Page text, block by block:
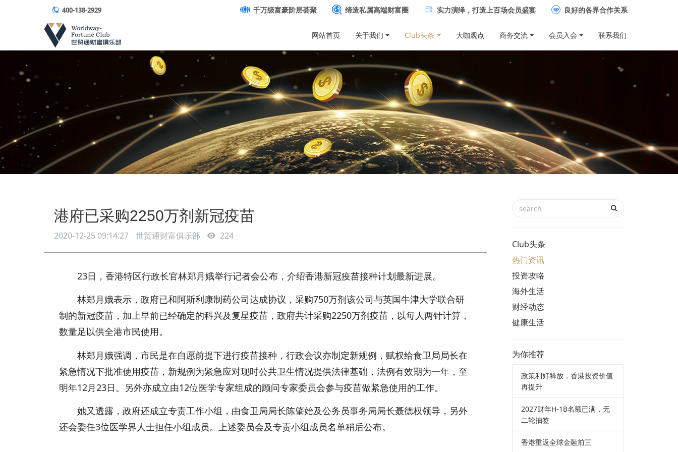
400-138-2929 千万级富豪阶层荟聚 缔造私属高端财富圈 实力演绎，打造上百场会员盛宴 良好的各界合作关系
网站首页 关于我们 Club头条 大咖观点 商务交流 会员入会 联系我们
港府已采购2250万剂新冠疫苗
2020-12-25 09:14:27 世贸通财富俱乐部 224
23日，香港特区行政长官林郑月娥举行记者会公布，介绍香港新冠疫苗接种计划最新进展。
林郑月娥表示，政府已和阿斯利康制药公司达成协议，采购750万剂该公司与英国牛津大学联合研
制的新冠疫苗，加上早前已经确定的科兴及复星疫苗，政府共计采购2250万剂疫苗，以每人两针计算，
数量足以供全港市民使用。
林郑月娥强调，市民是在自愿前提下进行疫苗接种，行政会议亦制定新规例，赋权给食卫局局长在
紧急情况下批准使用疫苗，新规例为紧急应对现时公共卫生情况提供法律基础，法例有效期为一年，至
明年12月23日。另外亦成立由12位医学专家组成的顾问专家委员会参与疫苗做紧急使用的工作。
她又透露，政府还成立专责工作小组，由食卫局局长陈肇始及公务员事务局局长聂德权领导，另外
还会委任3位医学界人士担任小组成员。上述委员会及专责小组成员名单稍后公布。
Club头条
热门资讯
投资攻略
海外生活
财经动态
健康生活
为你推荐
政策利好释放，香港投资价值
再提升
2027财年H-1B名额已满，无
二轮抽签
香港重返全球金融前三